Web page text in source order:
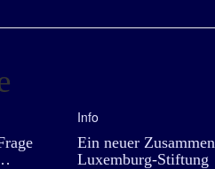
Info
Ein neuer
Luxemburg-Stiftung